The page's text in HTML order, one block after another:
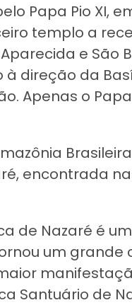
Papa Pio XI,
templo a
e São
à direção da
Apenas o
encontrada
de Nazaré é
um
Santuário de